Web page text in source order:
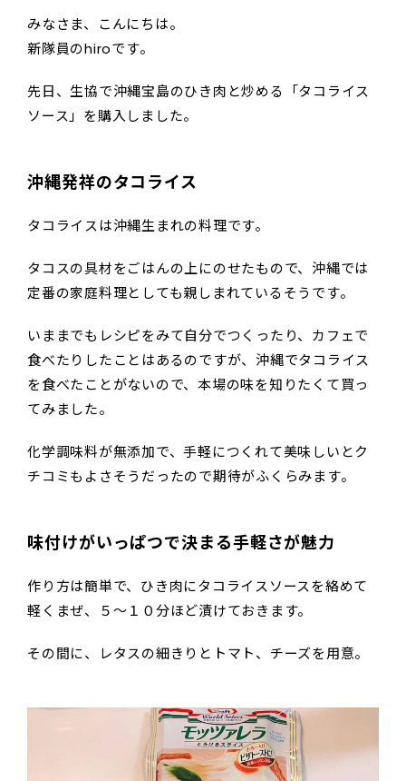
みなさま、こんにちは。
新隊員のhiroです。
先日、生協で沖縄宝島のひき肉と炒める「タコライス
ソース」を購入しました。
沖縄発祥のタコライス
タコライスは沖縄生まれの料理です。
タコスの具材をごはんの上にのせたもので、沖縄では
定番の家庭料理としても親しまれているそうです。
いままでもレシピをみて自分でつくったり、カフェで
食べたりしたことはあるのですが、沖縄でタコライス
を食べたことがないので、本場の味を知りたくて買っ
てみました。
化学調味料が無添加で、手軽につくれて美味しいとク
チコミもよさそうだったので期待がふくらみます。
味付けがいっぱつで決まる手軽さが魅力
作り方は簡単で、ひき肉にタコライスソースを絡めて
軽くまぜ、５～１０分ほど漬けておきます。
その間に、レタスの細きりとトマト、チーズを用意。